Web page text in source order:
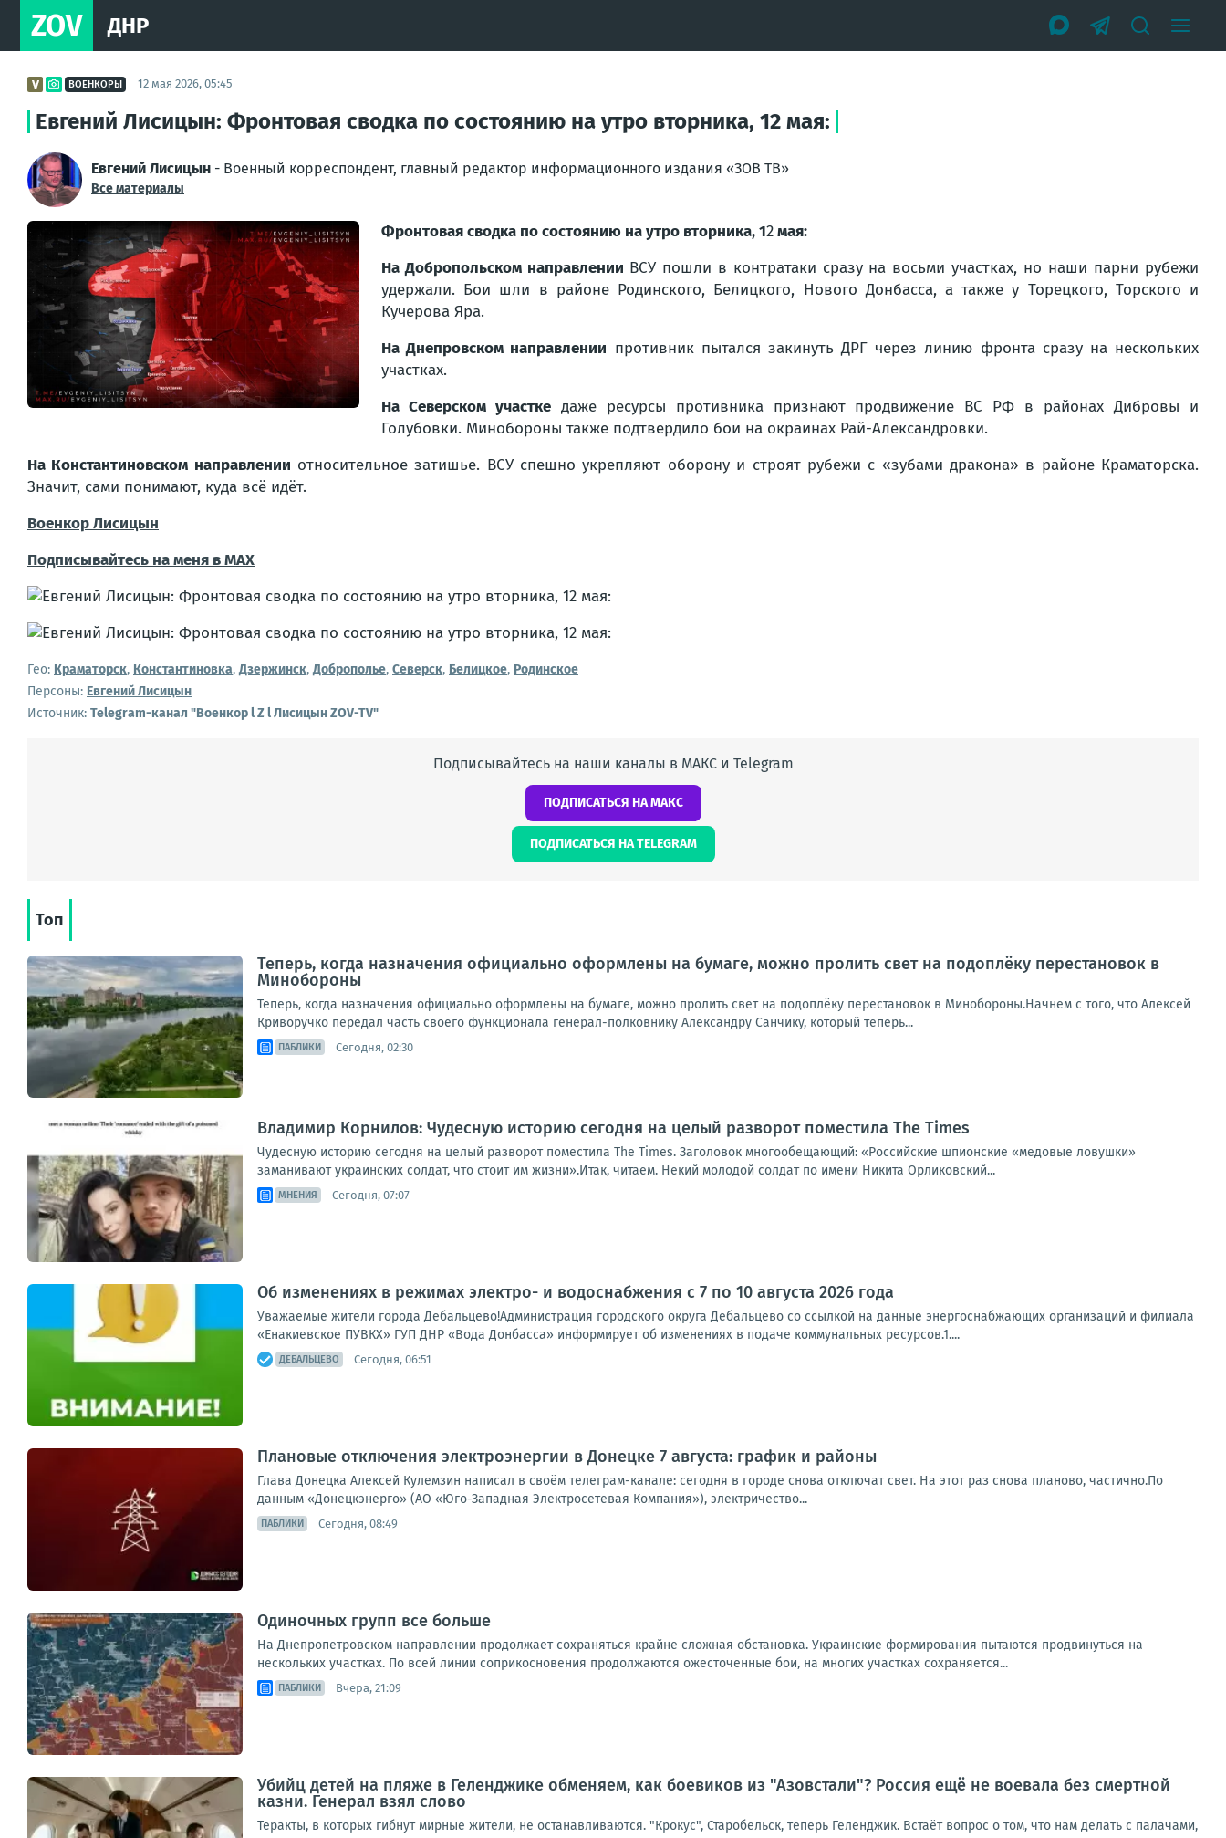
ZOV ДНР
ВОЕНКОРЫ 12 мая 2026, 05:45
Евгений Лисицын: Фронтовая сводка по состоянию на утро вторника, 12 мая:
Евгений Лисицын - Военный корреспондент, главный редактор информационного издания «ЗОВ ТВ»
Все материалы
Фронтовая сводка по состоянию на утро вторника, 12мая:
На Добропольском направлении ВСУ пошли в контратаки сразу на восьми участках, но наши парни рубежи
удержали. Бои шли в районе Родинского, Белицкого, Нового Донбасса, а также у Торецкого, Торского и
Кучерова Яра.
На Днепровском направлении противник пытался закинуть ДРГ через линию фронта сразу на нескольких
участках.
На Северском участкедаже ресурсы противника признают продвижение ВС РФ в районах Дибровы и
Голубовки. Минобороны также подтвердило бои на окраинах Рай-Александровки.
На Константиновском направлении относительное затишье. ВСУ спешно укрепляют оборону и строят рубежи с «зубами дракона» в районе Краматорска.
Значит, сами понимают, куда всё идёт.
Военкор Лисицын
Подписывайтесь на меня в MAX
Гео: Краматорск, Константиновка,Дзержинск,Доброполье, Северск, Белицкое, Родинское
Персоны: Евгений Лисицын
Источник: Telegram-канал "Военкор l Z l Лисицын ZOV-TV"
Подписывайтесь на наши каналы в МАКС и Telegram
ПОДПИСАТЬСЯ НА МАКС
ПОДПИСАТЬСЯ НА TELEGRAM
Топ
Теперь, когда назначения официально оформлены на бумаге, можно пролить свет на подоплёку перестановок в
Минобороны
Теперь, когда назначения официально оформлены на бумаге, можно пролить свет на подоплёку перестановок в Минобороны.Начнем с того, что Алексей
Криворучко передал часть своего функционала генерал-полковнику Александру Санчику, который теперь...
ПАБЛИКИ Сегодня, 02:30
Владимир Корнилов: Чудесную историю сегодня на целый разворот поместила The Times
Чудесную историю сегодня на целый разворот поместила The Times. Заголовок многообещающий: «Российские шпионские «медовые ловушки»
заманивают украинских солдат, что стоит им жизни».Итак, читаем. Некий молодой солдат по имени Никита Орликовский...
МНЕНИЯ Сегодня, 07:07
Об изменениях в режимах электро- и водоснабжения с 7 по 10 августа 2026 года
Уважаемые жители города Дебальцево!Администрация городского округа Дебальцево со ссылкой на данные энергоснабжающих организаций и филиала
«Енакиевское ПУВКХ» ГУП ДНР «Вода Донбасса» информирует об изменениях в подаче коммунальных ресурсов.1....
ДЕБАЛЬЦЕВО Сегодня, 06:51
Плановые отключения электроэнергии в Донецке 7 августа: график и районы
Глава Донецка Алексей Кулемзин написал в своём телеграм-канале: сегодня в городе снова отключат свет. На этот раз снова планово, частично.По
данным «Донецкэнерго» (АО «Юго-Западная Электросетевая Компания»), электричество...
ПАБЛИКИ Сегодня, 08:49
Одиночных групп все больше
На Днепропетровском направлении продолжает сохраняться крайне сложная обстановка. Украинские формирования пытаются продвинуться на
нескольких участках. По всей линии соприкосновения продолжаются ожесточенные бои, на многих участках сохраняется...
ПАБЛИКИ Вчера, 21:09
Убийц детей на пляже в Геленджике обменяем, как боевиков из "Азовстали"? Россия ещё не воевала без смертной
казни. Генерал взял слово
Теракты, в которых гибнут мирные жители, не останавливаются. "Крокус", Старобельск, теперь Геленджик. Встаёт вопрос о том, что нам делать с палачами,